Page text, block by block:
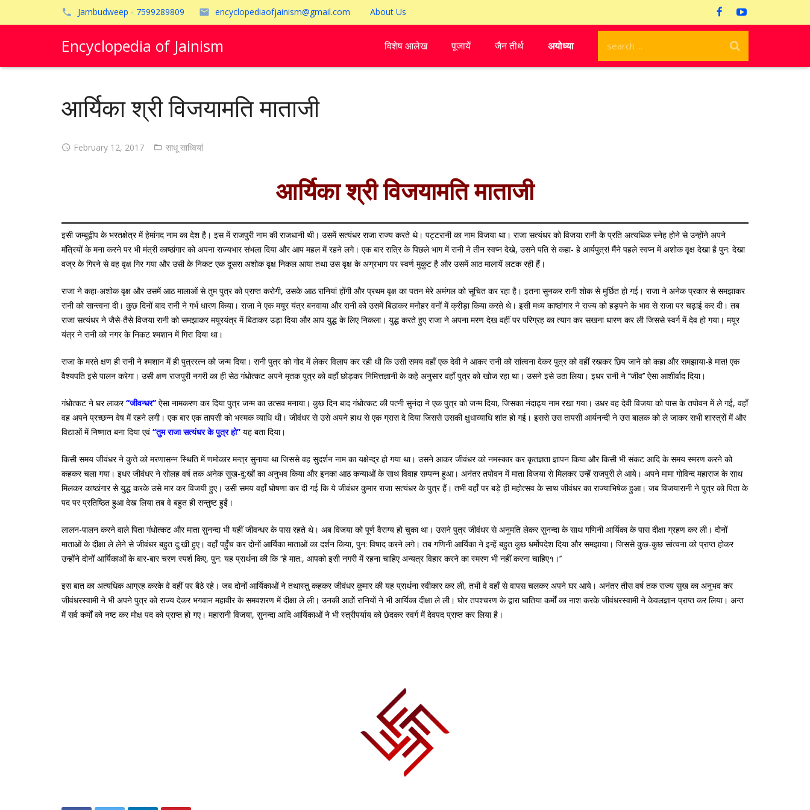
Jambudweep - 7599289809 encyclopediaofjainism@gmail.com About Us
Encyclopedia of Jainism विशेष आलेख पूजायें जैन तीर्थ अयोध्या
आर्यिका श्री विजयामति माताजी
February 12, 2017 साधू साध्वियां
आर्यिका श्री विजयामति माताजी
इसी जम्बूद्वीप के भरतक्षेत्र में हेमांगद नाम का देश है। इस में राजपुरी नाम की राजधानी थी। उसमें सत्यंधर राजा राज्य करते थे। पट्टरानी का नाम विजया था। राजा सत्यंधर को विजया रानी के प्रति अत्यधिक स्नेह होने से उन्होंने अपने
मंत्रियों के मना करने पर भी मंत्री काष्ठांगार को अपना राज्यभार संभला दिया और आप महल में रहने लगे। एक बार रात्रि के पिछले भाग में रानी ने तीन स्वप्न देखे, उसने पति से कहा- हे आर्यपुत्र! मैंने पहले स्वप्न में अशोक वृृक्ष देखा है पुन: देखा
वज्र के गिरने से वह वृक्ष गिर गया और उसी के निकट एक दूसरा अशोक वृक्ष निकल आया तथा उस वृक्ष के अग्रभाग पर स्वर्ण मुकुट है और उसमें आठ मालायें लटक रही हैं।
राजा ने कहा-अशोक वृक्ष और उसमें आठ मालाओं से तुम पुत्र को प्राप्त करोगी, उसके आठ रानियां होंगी और प्रथम वृक्ष का पतन मेरे अमंगल को सूचित कर रहा है। इतना सुनकर रानी शोक से मुर्छित हो गई। राजा ने अनेक प्रकार से समझाकर
रानी को सान्त्वना दी। कुछ दिनों बाद रानी ने गर्भ धारण किया। राजा ने एक मयूर यंत्र बनवाया और रानी को उसमें बिठाकर मनोहर वनों में क्रीड़ा किया करते थे। इसी मध्य काष्ठांगार ने राज्य को हड़पने के भाव से राजा पर चढ़ाई कर दी। तब
राजा सत्यंधर ने जैसे-तैसे विजया रानी को समझाकर मयूरयंत्र में बिठाकर उड़ा दिया और आप युद्ध के लिए निकला। युद्ध करते हुए राजा ने अपना मरण देख वहीं पर परिग्रह का त्याग कर सखना धारण कर ली जिससे स्वर्ग में देव हो गया। मयूर
यंत्र ने रानी को नगर के निकट श्मशान में गिरा दिया था।
राजा के मरते क्षण ही रानी ने श्मशान में ही पुत्ररत्न को जन्म दिया। रानी पुत्र को गोद में लेकर विलाप कर रही थी कि उसी समय वहाँ एक देवी ने आकर रानी को सांत्वना देकर पुत्र को वहीं रखकर छिप जाने को कहा और समझाया-हे मात! एक
वैश्यपति इसे पालन करेगा। उसी क्षण राजपुरी नगरी का ही सेठ गंधोत्कट अपने मृतक पुत्र को वहाँ छोड़कर निमित्तज्ञानी के कहे अनुसार वहाँ पुत्र को खोज रहा था। उसने इसे उठा लिया। इधर रानी ने ‘‘जीव’’ ऐसा आशीर्वाद दिया।
गंधोत्कट ने घर लाकर‘‘जीवन्धर’’ ऐसा नामकरण कर दिया पुत्र जन्म का उत्सव मनाया। कुछ दिन बाद गंधोत्कट की पत्नी सुनंदा ने एक पुत्र को जन्म दिया, जिसका नंदाढ्य नाम रखा गया। उधर वह देवी विजया को पास के तपोवन में ले गई, वहाँ
वह अपने प्रच्छन्न वेष में रहने लगी। एक बार एक तापसी को भस्मक व्याधि थी। जीवंधर से उसे अपने हाथ से एक ग्रास दे दिया जिससे उसकी क्षुधाव्याधि शांत हो गई। इससे उस तापसी आर्यनन्दी ने उस बालक को ले जाकर सभी शास्त्रों में और
विद्याओं में निष्णात बना दिया एवं ‘‘तुम राजा सत्यंधर के पुत्र हो’’ यह बता दिया।
किसी समय जीवंधर ने कुत्ते को मरणासन्न स्थिति में णमोकार मन्त्र सुनाया था जिससे वह सुदर्शन नाम का यक्षेन्द्र हो गया था। उसने आकर जीवंधर को नमस्कार कर कृतज्ञता ज्ञापन किया और किसी भी संकट आदि के समय स्मरण करने को
कहकर चला गया। इधर जीवंधर ने सोलह वर्ष तक अनेक सुख-दु:खों का अनुभव किया और इनका आठ कन्याओं के साथ विवाह सम्पन्न हुआ। अनंतर तपोवन में माता विजया से मिलकर उन्हें राजपुरी ले आये। अपने मामा गोविन्द महाराज के साथ
मिलकर काष्ठांगार से युद्ध करके उसे मार कर विजयी हुए। उसी समय वहाँ घोषणा कर दी गई कि ये जीवंधर कुमार राजा सत्यंधर के पुत्र हैं। तभी वहाँ पर बड़े ही महोत्सव के साथ जीवंधर का राज्याभिषेक हुआ। जब विजयारानी ने पुत्र को पिता के
पद पर प्रतिष्ठित हुआ देख लिया तब वे बहुत ही सन्तुष्ट हुईं।
लालन-पालन करने वाले पिता गंधोत्कट और माता सुनन्दा भी यहीं जीवन्धर के पास रहते थे। अब विजया को पूर्ण वैराग्य हो चुका था। उसने पुत्र जीवंधर से अनुमति लेकर सुनन्दा के साथ गणिनी आर्यिका के पास दीक्षा ग्रहण कर ली। दोनों
माताओं के दीक्षा ले लेने से जीवंधर बहुत दु:खी हुए। वहाँ पहुँच कर दोनों आर्यिका माताओं का दर्शन किया, पुन: विषाद करने लगे। तब गणिनी आर्यिका ने इन्हें बहुत कुछ धर्मोपदेश दिया और समझाया। जिससे कुछ-कुछ सांत्वना को प्राप्त होकर
उन्होंने दोनों आर्यिकाओं के बार-बार चरण स्पर्श किए, पुन: यह प्रार्थना की कि ‘‘हे मात:, आपको इसी नगरी में रहना चाहिए अन्यत्र विहार करने का स्मरण भी नहीं करना चाहिए१।’’
इस बात का अत्यधिक आग्रह करके वे वहीं पर बैठे रहे। जब दोनों आर्यिकाओं ने तथास्तु कहकर जीवंधर कुमार की यह प्रार्थना स्वीकार कर ली, तभी वे वहाँ से वापस चलकर अपने घर आये। अनंतर तीस वर्ष तक राज्य सुख का अनुभव कर
जीवंधरस्वामी ने भी अपने पुत्र को राज्य देकर भगवान महावीर के समवशरण में दीक्षा ले ली। उनकी आठोें रानियों ने भी आर्यिका दीक्षा ले ली। घोर तपश्चरण के द्वारा घातिया कर्मों का नाश करके जीवंधरस्वामी ने केवलज्ञान प्राप्त कर लिया। अन्त
में सर्व कर्मों को नष्ट कर मोक्ष पद को प्राप्त हो गए। महारानी विजया, सुनन्दा आदि आर्यिकाओं ने भी स्त्रीपर्याय को छेदकर स्वर्ग में देवपद प्राप्त कर लिया है।